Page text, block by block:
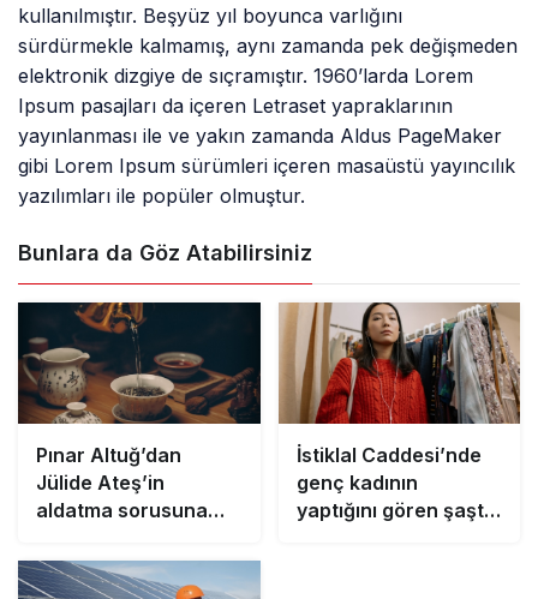
kullanılmıştır. Beşyüz yıl boyunca varlığını
sürdürmekle kalmamış, aynı zamanda pek değişmeden
elektronik dizgiye de sıçramıştır. 1960’larda Lorem
Ipsum pasajları da içeren Letraset yapraklarının
yayınlanması ile ve yakın zamanda Aldus PageMaker
gibi Lorem Ipsum sürümleri içeren masaüstü yayıncılık
yazılımları ile popüler olmuştur.
Bunlara da Göz Atabilirsiniz
Pınar Altuğ’dan
Jülide Ateş’in
aldatma sorusuna
da kime ne!
İstiklal Caddesi’nde
genç kadının
yaptığını gören şaştı